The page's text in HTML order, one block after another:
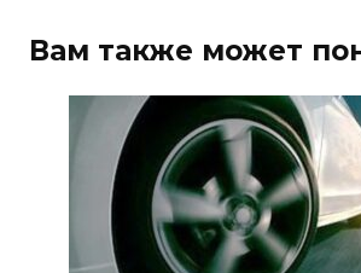
Вам также может